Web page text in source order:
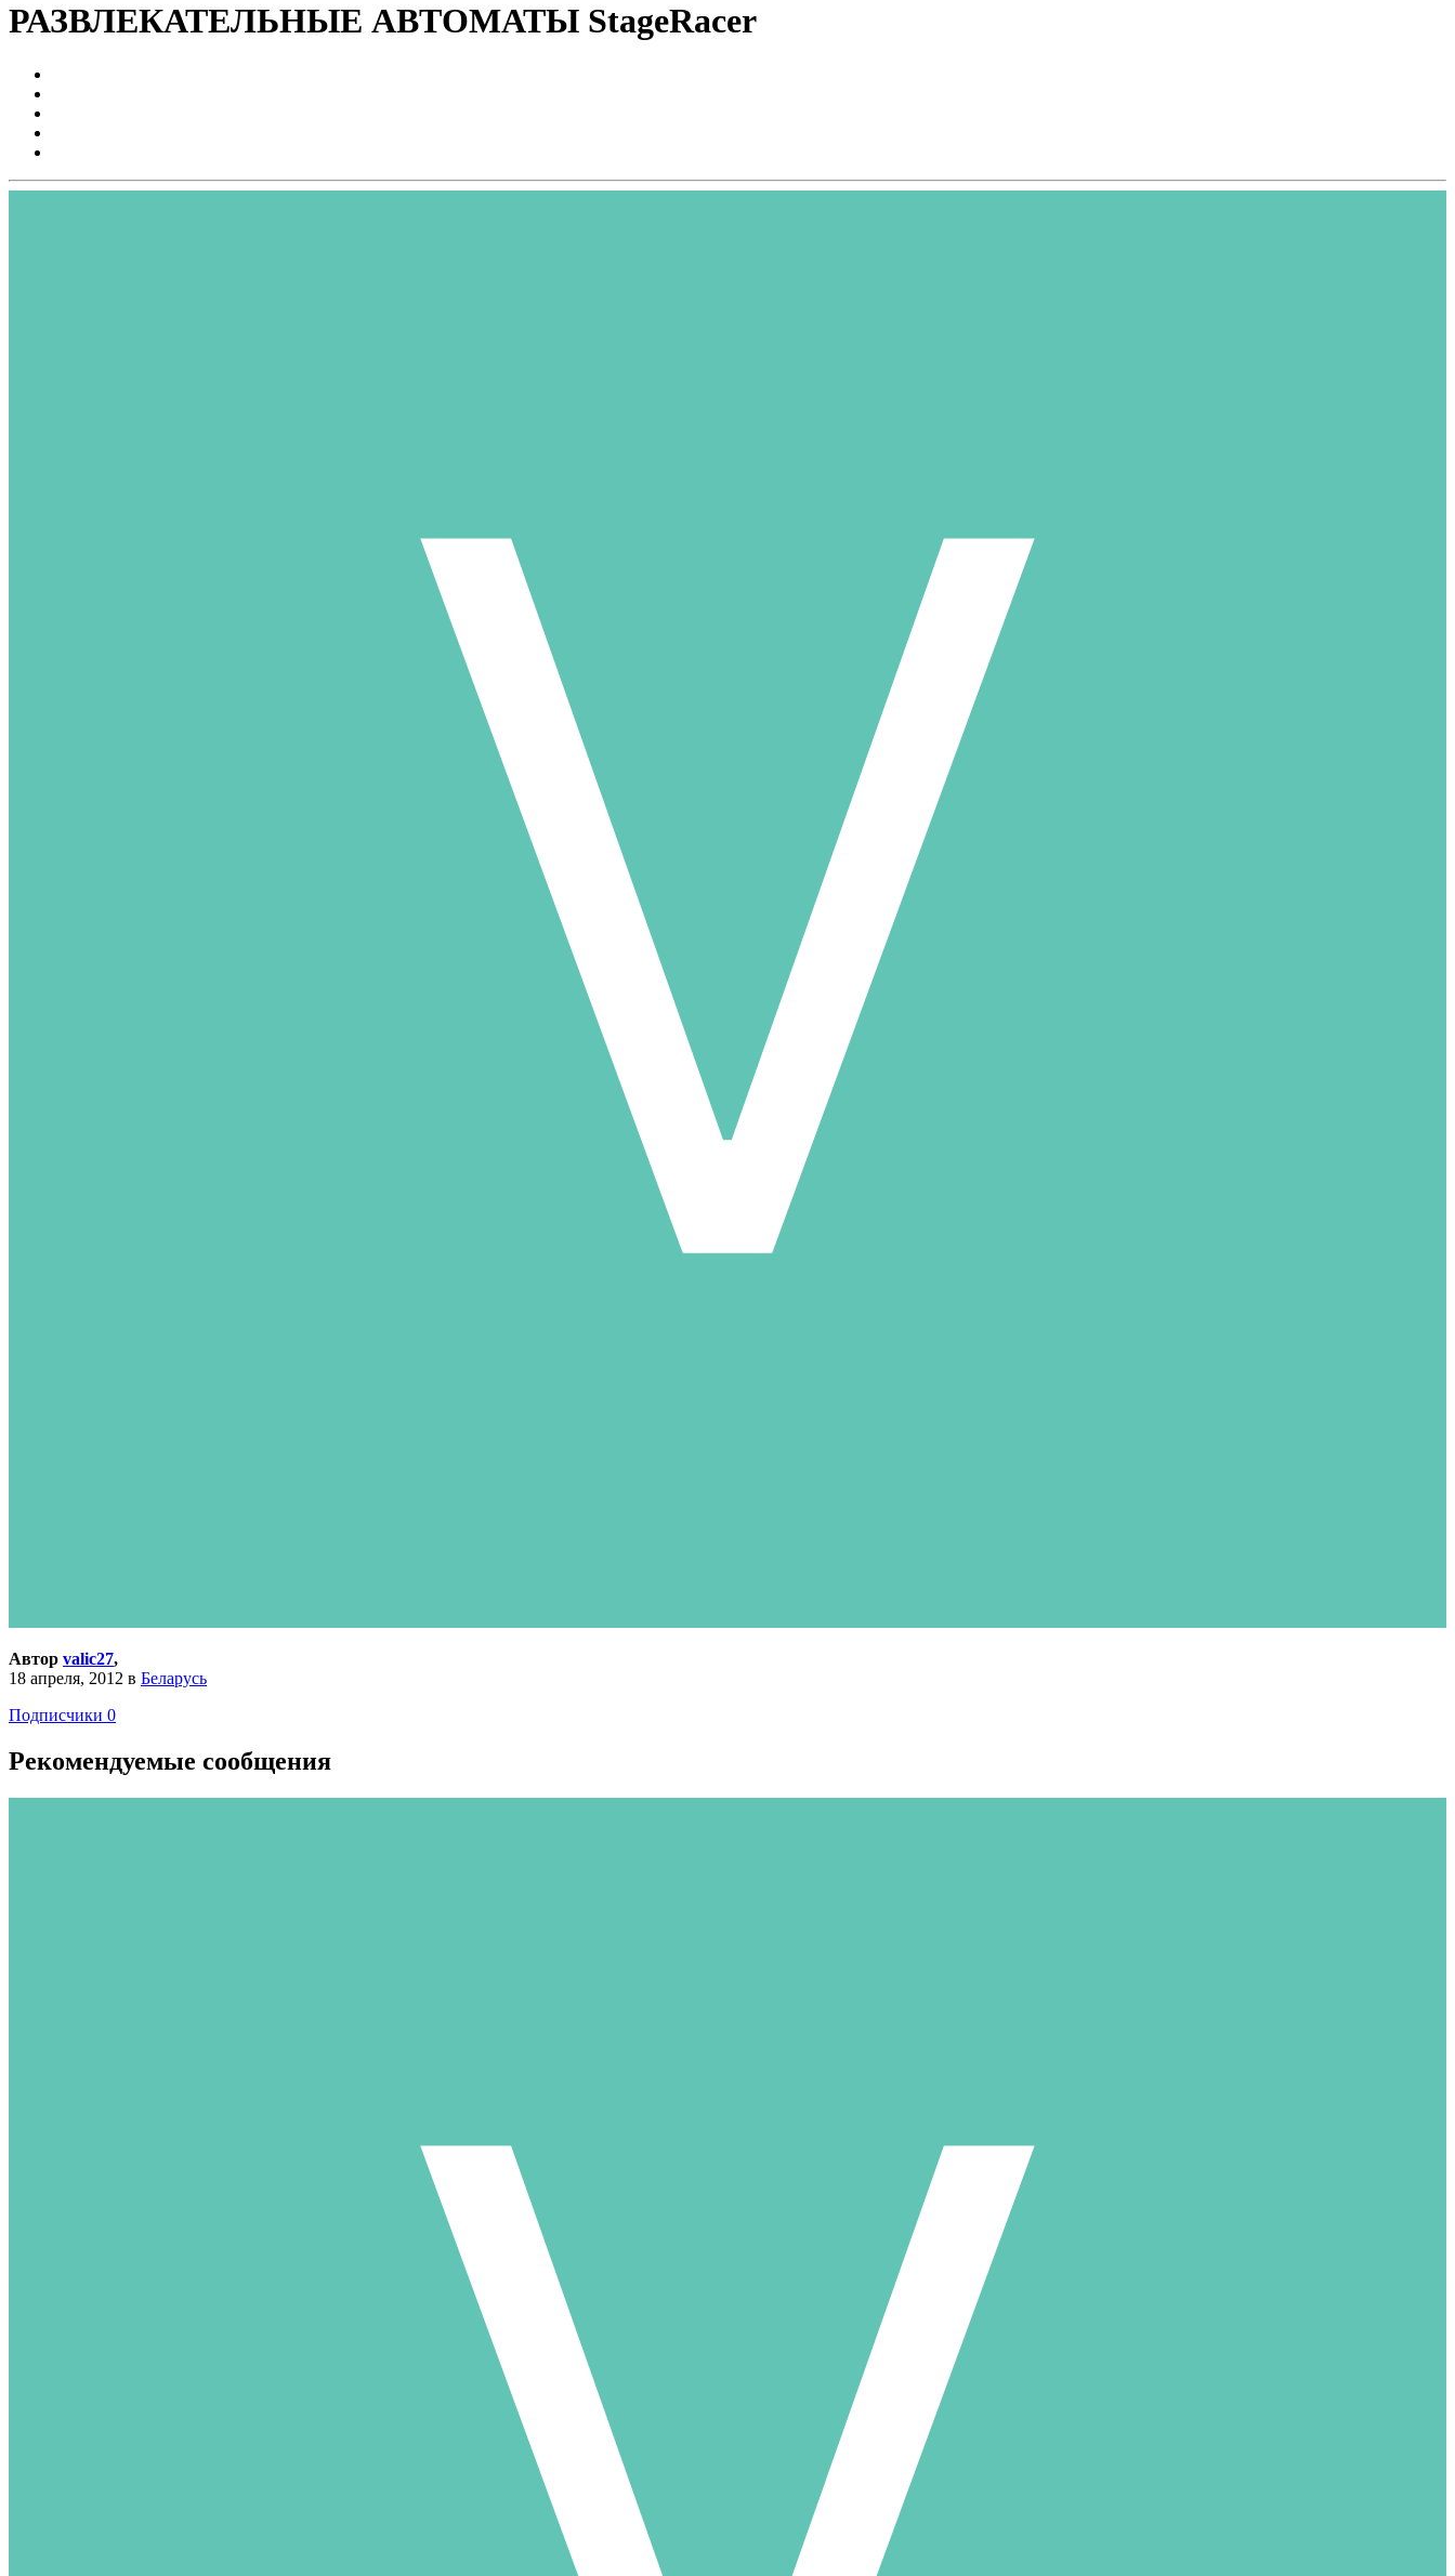
РАЗВЛЕКАТЕЛЬНЫЕ АВТОМАТЫ StageRacer
Автор valic27,
18 апреля, 2012 в Беларусь
Подписчики 0
Рекомендуемые сообщения